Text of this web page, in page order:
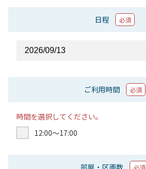
日程 必須
ご利用時間 必須
時間を選択してください。
12:00〜17:00
部屋・区画数 必須